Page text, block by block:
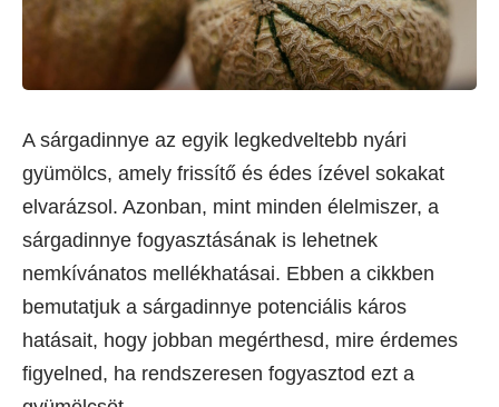
A sárgadinnye az egyik legkedveltebb nyári
gyümölcs, amely frissítő és édes ízével sokakat
elvarázsol. Azonban, mint minden élelmiszer, a
sárgadinnye fogyasztásának is lehetnek
nemkívánatos mellékhatásai. Ebben a cikkben
bemutatjuk a sárgadinnye potenciális káros
hatásait, hogy jobban megérthesd, mire érdemes
figyelned, ha rendszeresen fogyasztod ezt a